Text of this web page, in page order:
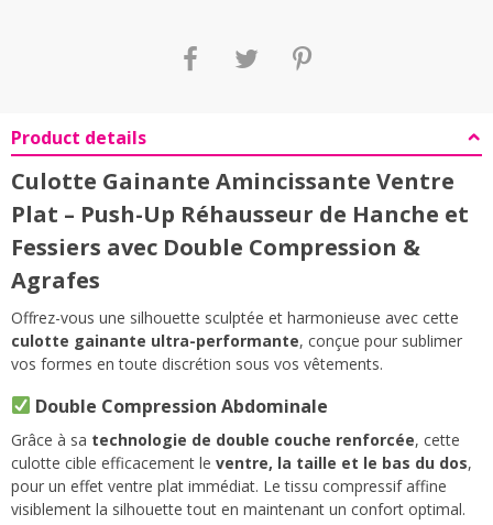
Product details
Culotte Gainante Amincissante Ventre
Plat – Push-Up Réhausseur de Hanche et
Fessiers avec Double Compression &
Agrafes
Offrez-vous une silhouette sculptée et harmonieuse avec cette
culotte gainante ultra-performante, conçue pour sublimer
vos formes en toute discrétion sous vos vêtements.
Double Compression Abdominale
Grâce à sa technologie de double couche renforcée, cette
culotte cible efficacement le ventre, la taille et le bas du dos,
pour un effet ventre plat immédiat. Le tissu compressif affine
visiblement la silhouette tout en maintenant un confort optimal.